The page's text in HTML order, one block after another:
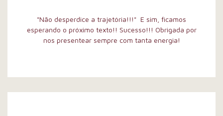
"Não desperdice a trajetória!!!" E sim, ficamos
esperando o próximo texto!! Sucesso!!! Obrigada por
nos presentear sempre com tanta energia!